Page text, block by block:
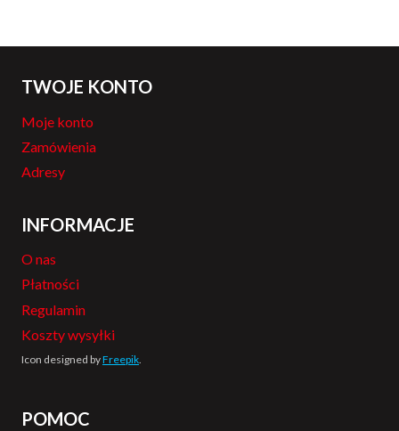
TWOJE KONTO
Moje konto
Zamówienia
Adresy
INFORMACJE
O nas
Płatności
Regulamin
Koszty wysyłki
Icon designed byFreepik.
POMOC